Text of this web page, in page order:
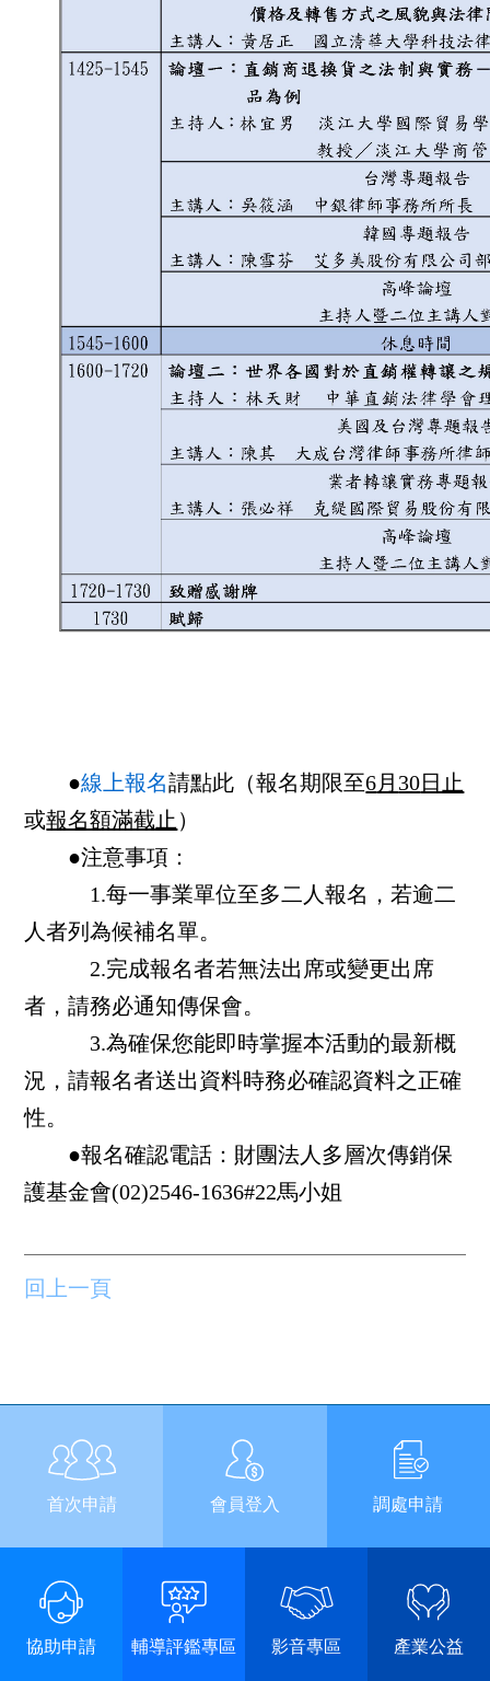
●線上報名請點此 （報名期限至6月 30日止
或報名額滿截止 ）
●注意事項：
1.每一事業單位至多二人報名，若逾二
人者列為候補名單。
2.完成報名者若無法出席或變更出席
者，請務必通知傳保會。
3.為確保您能即時掌握本活動的最新概
況，請報名者送出資料時務必確認資料之正確
性。
●報名確認電話：財團法人多層次傳銷保
護基金會(02)2546-1636#22馬小姐
回上一頁
首次申請 會員登入 調處申請
協助申請 輔導評鑑專區 影音專區 產業公益